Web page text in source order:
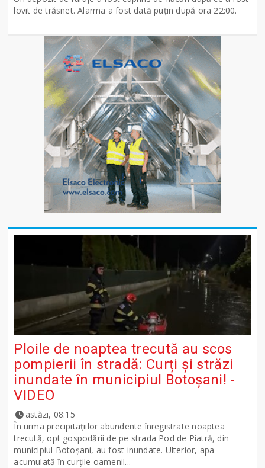
lovit de trăsnet. Alarma a fost dată puțin după ora 22:00.
Ploile de noaptea trecută au scos
pompierii în stradă: Curți și străzi
inundate în municipiul Botoșani! -
VIDEO
astăzi, 08:15
În urma precipitațiilor abundente înregistrate noaptea
trecută, opt gospodării de pe strada Pod de Piatră, din
municipiul Botoșani, au fost inundate. Ulterior, apa
acumulată în curțile oamenil...